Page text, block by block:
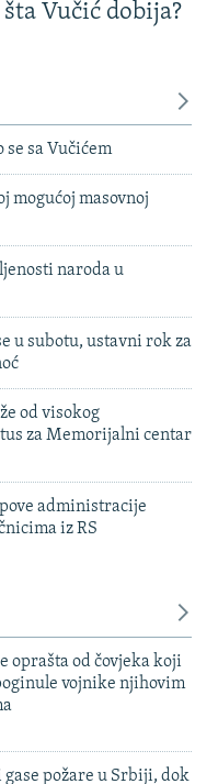
Vučić dobija?
se sa Vučićem
mogućoj masovnoj
naroda u
u subotu, ustavni rok za
od visokog
za Memorijalni centar
administracije
iz RS
oprašta od čovjeka koji
vojnike njihovim
gase požare u Srbiji, dok